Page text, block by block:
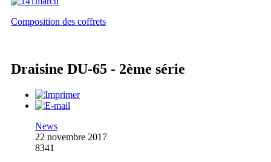
Composition des coffrets
Draisine DU-65 - 2ème série
News
22 novembre 2017
8341